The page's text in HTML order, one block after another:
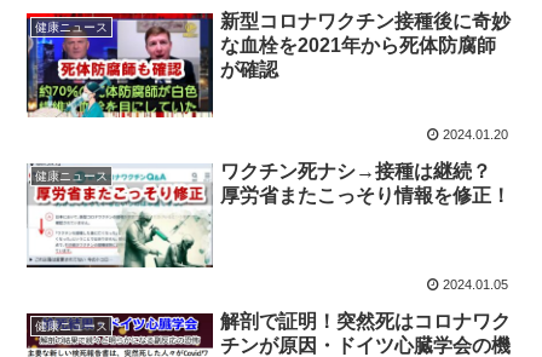
健康ニュース
新型コロナワクチン接種後に奇妙
な血栓を2021年から死体防腐師
が確認
2024.01.20
健康ニュース
ワクチン死ナシ→接種は継続？
厚労省またこっそり情報を修正！
2024.01.05
健康ニュース
解剖で証明！突然死はコロナワク
チンが原因・ドイツ心臓学会の機